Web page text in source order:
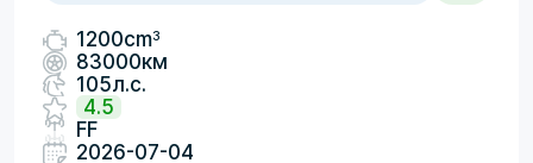
1200cm3
83000км
105л.с.
4.5
FF
2026-07-04